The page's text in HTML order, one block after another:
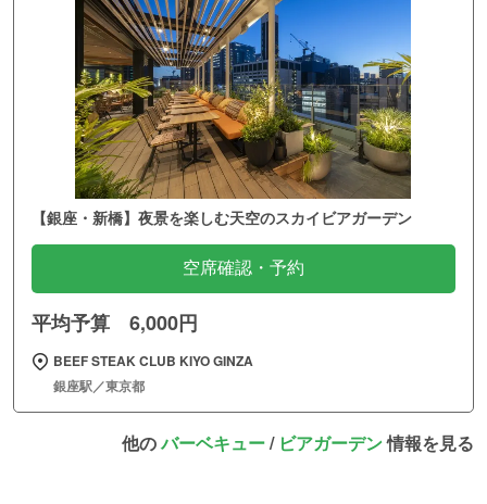
【銀座・新橋】夜景を楽しむ天空のスカイビアガーデン
空席確認・予約
平均予算 6,000円
BEEF STEAK CLUB KIYO GINZA
銀座駅／東京都
他のバーベキュー/ ビアガーデン情報を見る